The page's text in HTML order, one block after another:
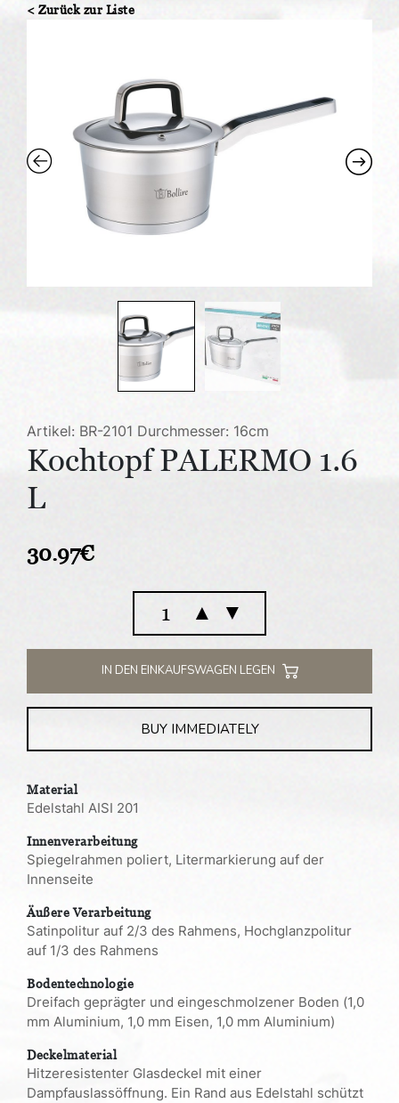
< Zurück zur Liste
Artikel: BR-2101 Durchmesser: 16cm
Kochtopf PALERMO 1.6
L
30.97€
Kochtopf
1.6
L
Menge
▲ ▼
IN DEN EINKAUFSWAGEN LEGEN
BUY IMMEDIATELY
Material
Edelstahl AISI 201
Innenverarbeitung
Spiegelrahmen poliert, Litermarkierung auf der
Innenseite
Äußere Verarbeitung
Satinpolitur auf 2/3 des Rahmens, Hochglanzpolitur
auf 1/3 des Rahmens
Bodentechnologie
Dreifach geprägter und eingeschmolzener Boden (1,0
mm Aluminium, 1,0 mm Eisen, 1,0 mm Aluminium)
Deckelmaterial
Hitzeresistenter Glasdeckel mit einer
Dampfauslassöffnung. Ein Rand aus Edelstahl schützt